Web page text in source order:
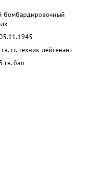
бомбардировочный
гв. ст. техник-лейтенант
гв. бап